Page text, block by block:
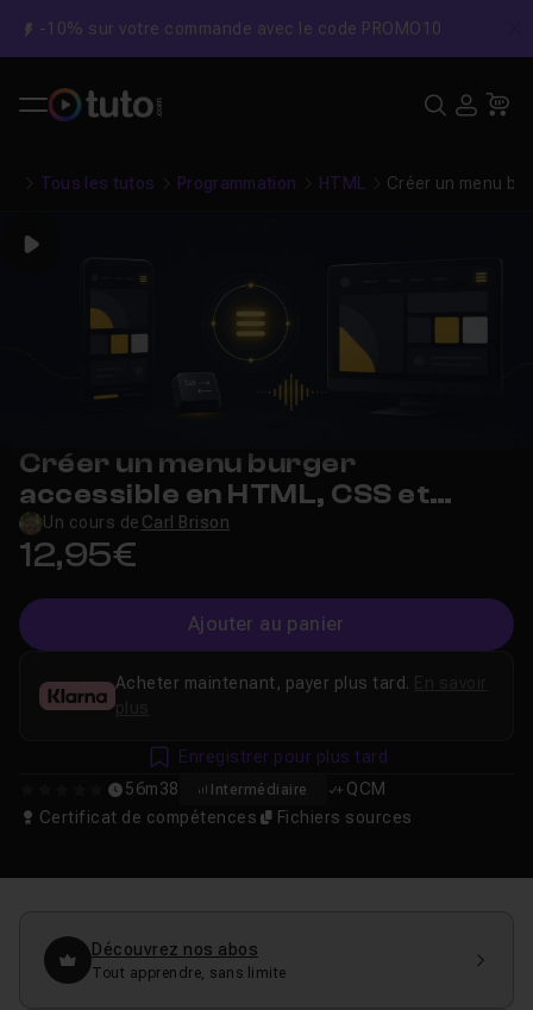
-10% sur votre commande avec le code PROMO10
Tous les tutos Programmation HTML Créer un menu
Play
Créer un menu burger
accessible en HTML, CSS et
JavaScript (ARIA, RGAA)
Un cours de Carl Brison
12,95€
Ajouter au panier
56m38 Intermédiaire
QCM
Certificat de compétences
Fichiers sources
Acheter maintenant, payer plus tard.
plus
Enregistrer pour plus tard
Découvrez nos abos
Tout apprendre, sans limite